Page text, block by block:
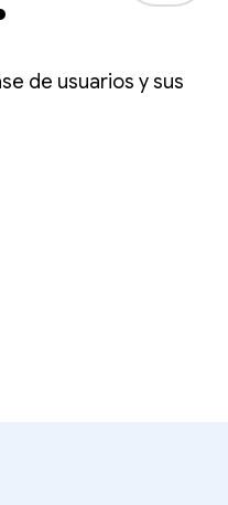
la
de usuarios y sus